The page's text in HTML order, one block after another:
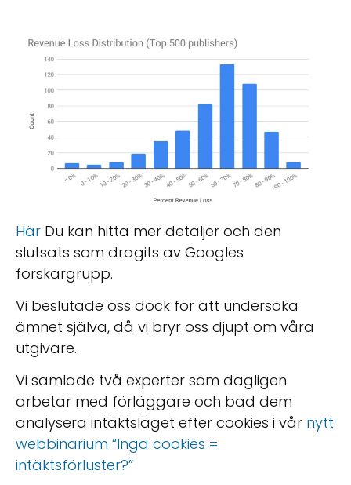
Här Du kan hitta mer detaljer och den
slutsats som dragits av Googles
forskargrupp.
Vi beslutade oss dock för att undersöka
ämnet själva, då vi bryr oss djupt om våra
utgivare.
Vi samlade två experter som dagligen
arbetar med förläggare och bad dem
analysera intäktsläget efter cookies i vår nytt
webbinarium “Inga cookies =
intäktsförluster?”